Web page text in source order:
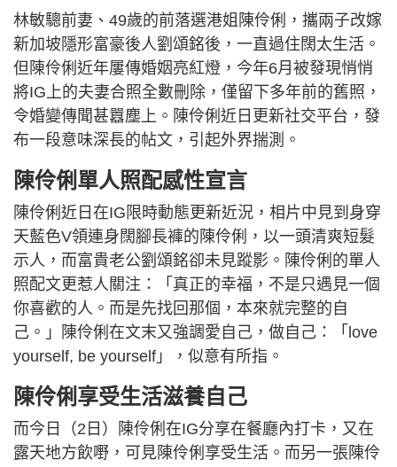
林敏驄前妻、49歲的前落選港姐陳伶俐，攜兩子改嫁
新加坡隱形富豪後人劉頌銘後，一直過住闊太生活。
但陳伶俐近年屢傳婚姻亮紅燈，今年6月被發現悄悄
將IG上的夫妻合照全數刪除，僅留下多年前的舊照，
令婚變傳聞甚囂塵上。陳伶俐近日更新社交平台，發
布一段意味深長的帖文，引起外界揣測。
陳伶俐單人照配感性宣言
陳伶俐近日在IG限時動態更新近況，相片中見到身穿
天藍色V領連身闊腳長褲的陳伶俐，以一頭清爽短髮
示人，而富貴老公劉頌銘卻未見蹤影。陳伶俐的單人
照配文更惹人關注：「真正的幸福，不是只遇見一個
你喜歡的人。而是先找回那個，本來就完整的自
己。」陳伶俐在文末又強調愛自己，做自己：「love
yourself, be yourself」，似意有所指。
陳伶俐享受生活滋養自己
而今日（2日）陳伶俐在IG分享在餐廳內打卡，又在
露天地方飲嘢，可見陳伶俐享受生活。而另一張陳伶